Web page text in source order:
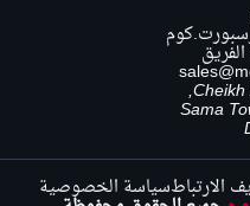
Sama
الارتباطسياسة الخصوصية